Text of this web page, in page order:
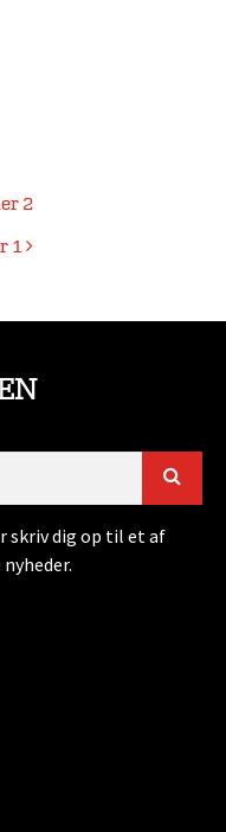
2
1
skriv dig op til et af